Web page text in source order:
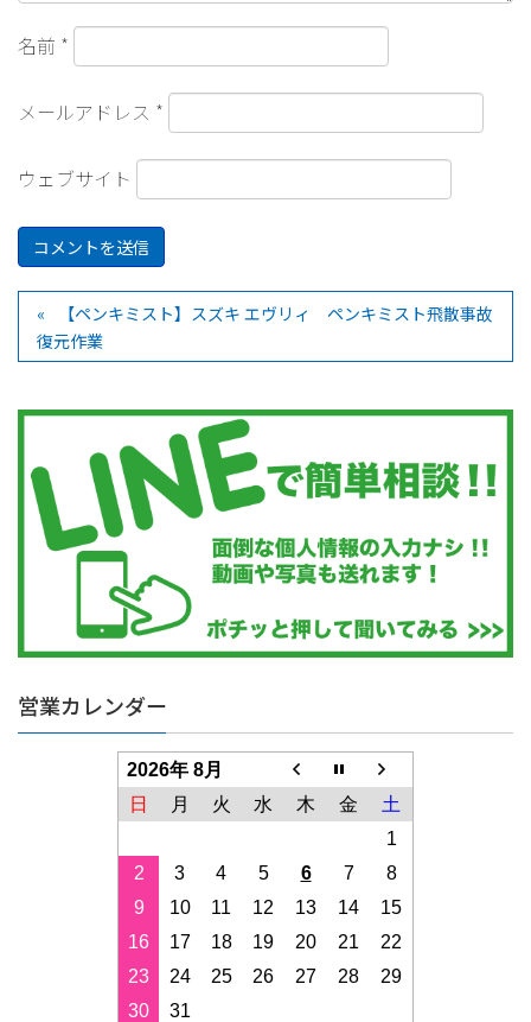
名前 *
メールアドレス *
ウェブサイト
【ペンキミスト】スズキ エヴリィ ペンキミスト飛散事故
復元作業
営業カレンダー
2026年 8月
日
月 火 水 木 金
土
1
2
3 4 5 6 7
8
9
10 11 12 13 14
15
16
17 18 19 20 21
22
23
24 25 26 27 28
29
30
31